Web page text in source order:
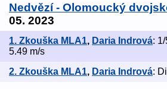
Nedvězí - Olomoucký
05. 2023
1. Zkouška MLA1, Daria Indrová:
5.49 m/s
2. Zkouška MLA1, Daria Indrová: